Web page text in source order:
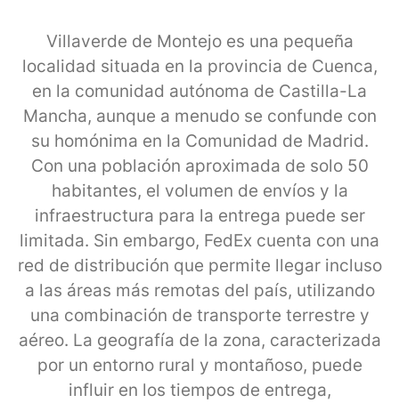
Villaverde de Montejo es una pequeña
localidad situada en la provincia de Cuenca,
en la comunidad autónoma de Castilla-La
Mancha, aunque a menudo se confunde con
su homónima en la Comunidad de Madrid.
Con una población aproximada de solo 50
habitantes, el volumen de envíos y la
infraestructura para la entrega puede ser
limitada. Sin embargo, FedEx cuenta con una
red de distribución que permite llegar incluso
a las áreas más remotas del país, utilizando
una combinación de transporte terrestre y
aéreo. La geografía de la zona, caracterizada
por un entorno rural y montañoso, puede
influir en los tiempos de entrega,